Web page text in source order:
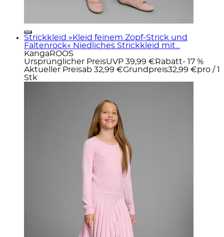
Strickkleid »Kleid feinem Zopf-Strick und
Faltenrock« Niedliches Strickkleid mit...
KangaROOS
Ursprünglicher PreisUVP 39,99 € Rabatt- 17 %
Aktueller Preisab 32,99 €Grundpreis32,99 €pro / 1
Stk